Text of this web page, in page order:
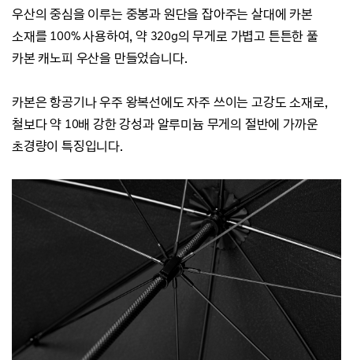
우산의 중심을 이루는 중봉과 원단을 잡아주는 살대에 카본
소재를 100% 사용하여,약 320g의 무게로 가볍고 튼튼한 풀
카본 캐노피 우산을 만들었습니다.
카본은 항공기나 우주 왕복선에도 자주 쓰이는 고강도 소재로,
철보다 약 10배 강한 강성과 알루미늄 무게의 절반에 가까운
초경량이 특징입니다.